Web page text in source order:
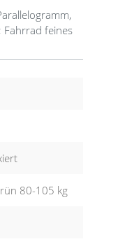
Fahrrad feines
80-105 kg